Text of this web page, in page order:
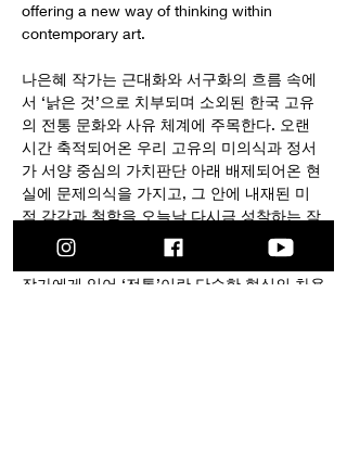
offering a new way of thinking within
contemporary art.
나은혜 작가는 근대화와 서구화의 흐름 속에
서 ‘낡은 것’으로 치부되며 소외된 한국 고유
의 전통 문화와 사유 체계에 주목한다. 오랜
시간 축적되어온 우리 고유의 미의식과 정서
가 서양 중심의 가치판단 아래 배제되어온 현
실에 문제의식을 가지고, 그 안에 내재된 미
적 감각과 철학을 오늘날 다시금 성찰하는 작
업을 이어간다.
작가에게 있어 ‘전통’이란 단순한 형식의 차용